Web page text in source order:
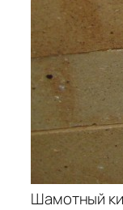
Шамотный